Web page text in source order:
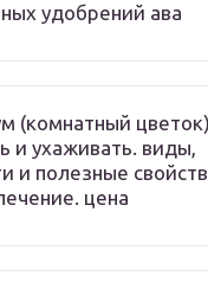
удобрений ава
(комнатный
и ухаживать. виды,
и полезные
цена